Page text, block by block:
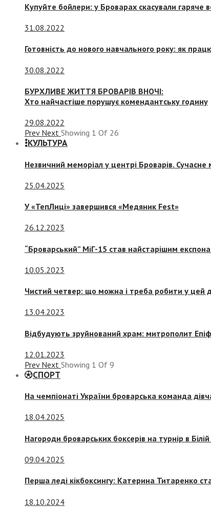
Купуйте бойлери: у Броварах скасували гаряче
31.08.2022
Готовність до нового навчального року: як
30.08.2022
БУРХЛИВЕ ЖИТТЯ БРОВАРІВ ВНОЧІ:
Хто найчастіше порушує комендантську годину
29.08.2022
Prev Next Showing 1 Of 26
КУЛЬТУРА
Незвичний меморіал у центрі Броварів.
25.04.2025
У «ТепЛиці» завершився «Медяник Fest»
26.12.2023
“Броварський” МіГ-15 став найстарішим
10.05.2023
Чистий четвер: що можна і треба робити у цей
13.04.2023
Відбудують зруйнований храм: митрополит
12.01.2023
Prev Next Showing 1 Of 9
СПОРТ
На чемпіонаті України броварська команда
18.04.2025
Нагороди броварських боксерів на турнір в
09.04.2025
Перша леді кікбоксингу: Катерина Титаренко
18.10.2024